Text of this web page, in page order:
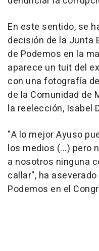
En este sentido, se
decisión de la Junta
de Podemos en la
aparece un tuit del
con una fotografía
de la Comunidad de
la reelección, Isabel
"A lo mejor Ayuso
los medios (...) pero
a nosotros ninguna
callar", ha
Podemos en el